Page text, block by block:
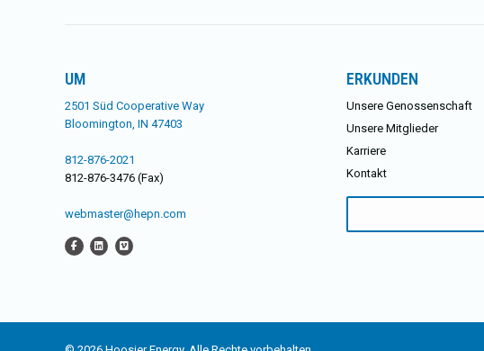
UM
2501 Süd Cooperative Way
Bloomington, IN 47403
812-876-2021
812-876-3476 (Fax)
webmaster@hepn.com
ERKUNDEN
Unsere Genossenschaft
Unsere Mitglieder
Karriere
Kontakt